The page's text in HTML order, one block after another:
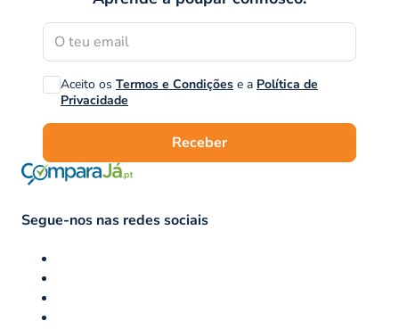
Aceito os Termos e Condições e a Política de
Privacidade
Receber
Segue-nos nas redes sociais